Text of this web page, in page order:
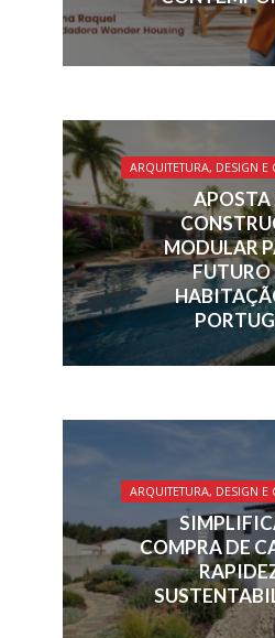
ARQUITETURA, DESIGN E
APOSTA
MODULAR
FUTURO
ARQUITETURA, DESIGN E
COMPRA DE